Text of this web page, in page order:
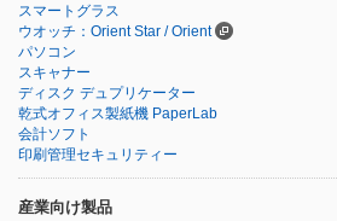
スマートグラス
ウオッチ：Orient Star / Orient
パソコン
スキャナー
ディスク デュプリケーター
乾式オフィス製紙機 PaperLab
会計ソフト
印刷管理セキュリティー
産業向け製品